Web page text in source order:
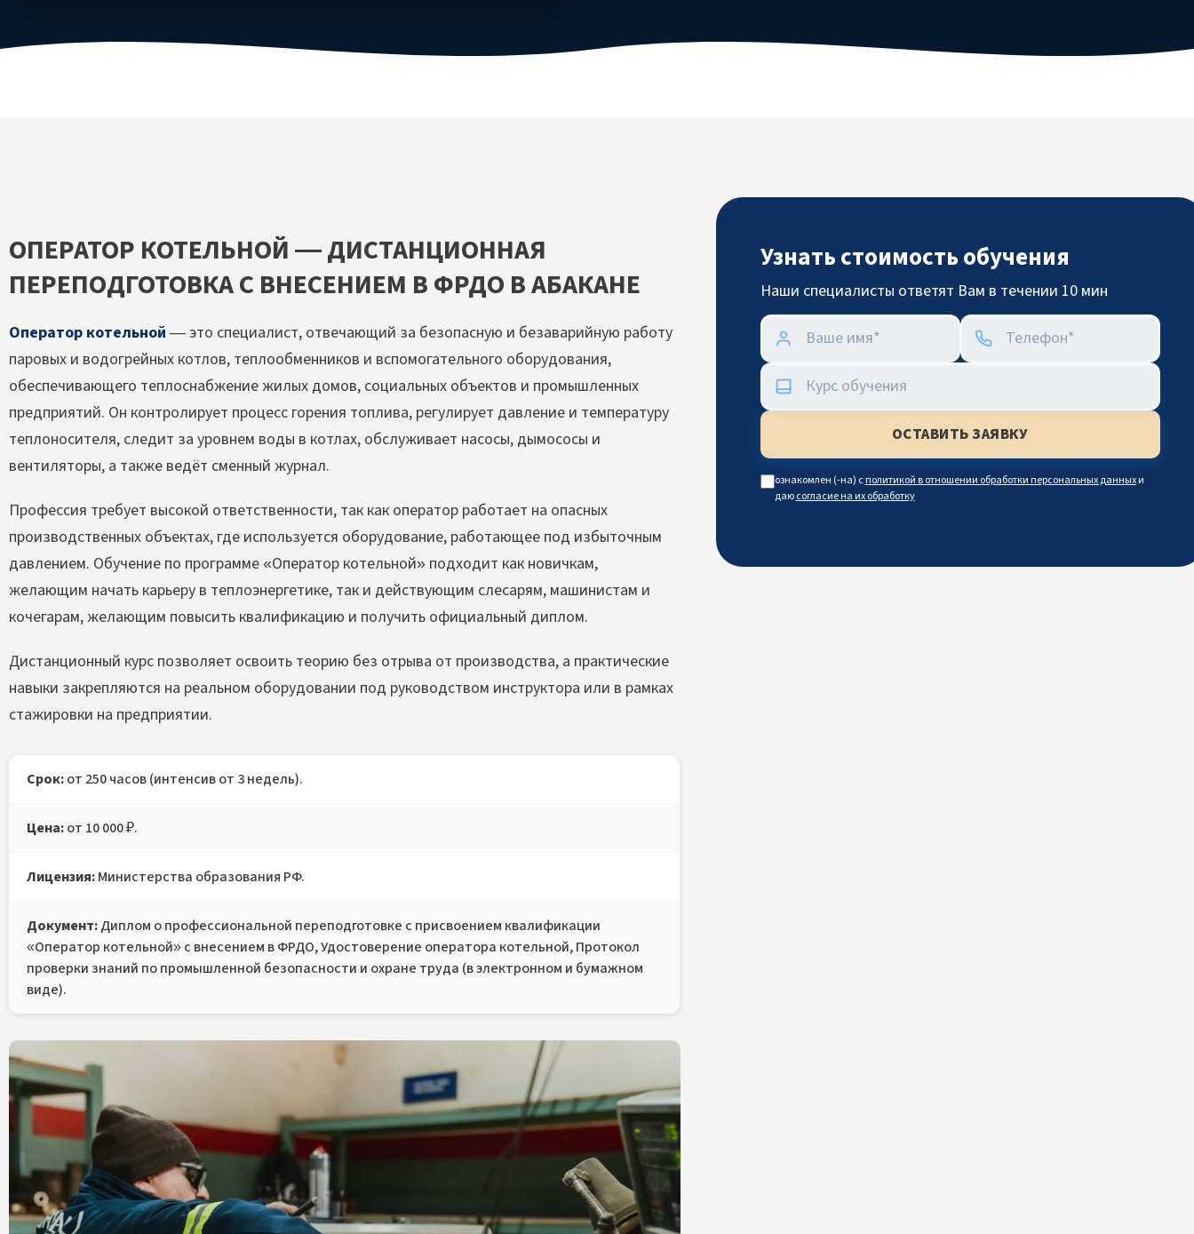
ОПЕРАТОР КОТЕЛЬНОЙ — ДИСТАНЦИОННАЯ
ПЕРЕПОДГОТОВКА С ВНЕСЕНИЕМ В ФРДО В АБАКАНЕ
Оператор котельной — это специалист, отвечающий за безопасную и безаварийную работу
паровых и водогрейных котлов, теплообменников и вспомогательного оборудования,
обеспечивающего теплоснабжение жилых домов, социальных объектов и промышленных
предприятий. Он контролирует процесс горения топлива, регулирует давление и температуру
теплоносителя, следит за уровнем воды в котлах, обслуживает насосы, дымососы и
вентиляторы, а также ведёт сменный журнал.
Профессия требует высокой ответственности, так как оператор работает на опасных
производственных объектах, где используется оборудование, работающее под избыточным
давлением. Обучение по программе «Оператор котельной» подходит как новичкам,
желающим начать карьеру в теплоэнергетике, так и действующим слесарям, машинистам и
кочегарам, желающим повысить квалификацию и получить официальный диплом.
Дистанционный курс позволяет освоить теорию без отрыва от производства, а практические
навыки закрепляются на реальном оборудовании под руководством инструктора или в рамках
стажировки на предприятии.
Срок:от 250 часов (интенсив от 3 недель).
Цена:от 10 000 ₽.
Лицензия:Министерства образования РФ.
Документ:Диплом о профессиональной переподготовке с присвоением квалификации
«Оператор котельной» с внесением в ФРДО, Удостоверение оператора котельной, Протокол
проверки знаний по промышленной безопасности и охране труда (в электронном и бумажном
виде).
Узнать стоимость обучения
Наши специалисты ответят Вам в течении 10 мин
ознакомлен (-на) сполитикой в отношении обработки персональных данныхи
даюсогласие на их обработку